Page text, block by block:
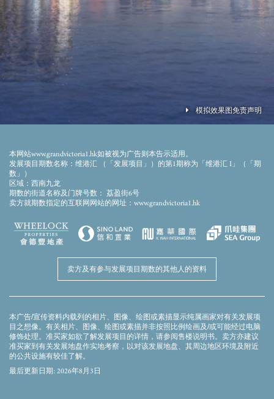
模拟效果图免责声明
观、外观或周边环境。模拟效果图及上述的设施、装置、装修物料、设备、装饰物、植
物、园景及其他物件等未必会在落成后的发展项目期数或其附近出现。模拟效果图内的
顔色、用料、装置、装修物料、设备、装饰物、植物、园景及其他物件等并非交楼标
准，未必会在实际发展项目期数或其任何部分出现。发展项目期数外墙、平台及天台可
能存在之喉管、管綫、冷气机及格栅等及周边环境及建筑物并无完全显示。卖方建议准
买家到有关发展地盘作实地考察，以对该发展地盘、其周边地区环境及附近的公共设施
有较佳了解。模拟效果图及本广告/宣传资料并不构成亦不得被诠释成卖方就发展项目期
时改动建筑物图则及其他图则，发展项目及/或期数之设计以政府相关部门取后批准之图
则为准。
本网站www.grandvictoria1.hk如被视为广告则本告示适用。
发展项目期数名称：维港汇 （「发展项目」）的第1期称为「维港汇 I」（「期
数」）
区域：西南九龙
期数的街道名称及门牌号数： 荔盈街6号
卖方就期数指定的互联网网站的网址：www.grandvictoria1.hk
卖方及有参与发展项目期数的其他人的资料
本广告/宣传资料内载列的相片、图像、绘图或素描显示纯属画家对有关发展项
目之想像。有关相片、图像、绘图或素描并非按照比例绘画及/或可能经过电脑
修饰处理。准买家如欲了解发展项目的详情，请参阅售楼说明书。卖方亦建议
准买家到有关发展地盘作实地考察，以对该发展地盘、其周边地区环境及附近
的公共设施有较佳了解。
最后更新日期: 2026年8月3日